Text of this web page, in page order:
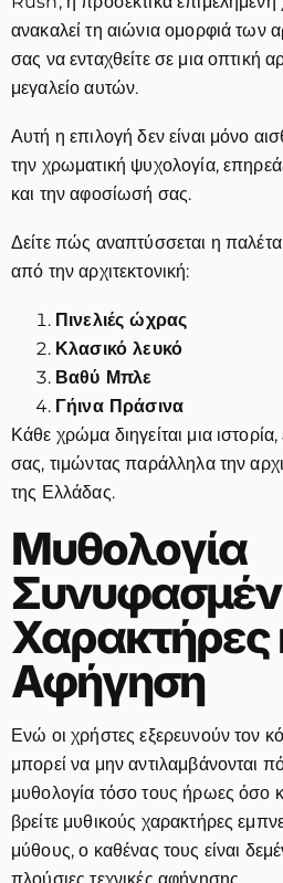
ανακαλεί τη αιώνια ομορφιά των
σας να ενταχθείτε σε μια οπτική
μεγαλείο αυτών.
Αυτή η επιλογή δεν είναι μόνο
την χρωματική ψυχολογία,
και την αφοσίωσή σας.
Δείτε πώς αναπτύσσεται η
από την αρχιτεκτονική:
Πινελιές ώχρας
Κλασικό λευκό
Βαθύ Μπλε
Γήινα Πράσινα
Κάθε χρώμα διηγείται μια ιστορία,
σας, τιμώντας παράλληλα την
της Ελλάδας.
Μυθολογία
Χαρακτήρες
Αφήγηση
Ενώ οι χρήστες εξερευνούν τον
μπορεί να μην αντιλαμβάνονται
μυθολογία τόσο τους ήρωες όσο
βρείτε μυθικούς χαρακτήρες
μύθους, ο καθένας τους είναι